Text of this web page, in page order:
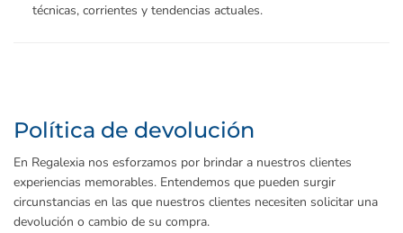
técnicas, corrientes y tendencias actuales.
Política de devolución
En Regalexia nos esforzamos por brindar a nuestros clientes
experiencias memorables. Entendemos que pueden surgir
circunstancias en las que nuestros clientes necesiten solicitar una
devolución o cambio de su compra.